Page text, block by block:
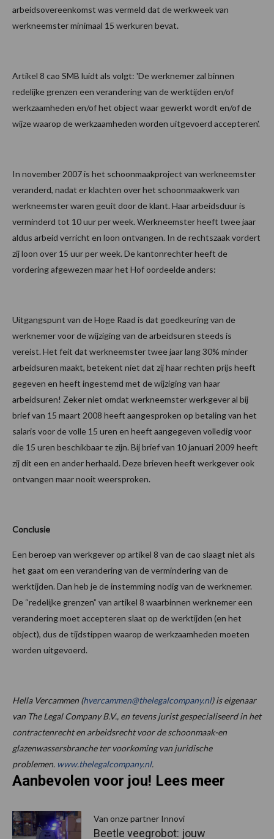
arbeidsovereenkomst was vermeld dat de werkweek van
werkneemster minimaal 15 werkuren bevat.
Artikel 8 cao SMB luidt als volgt: 'De werknemer zal binnen
redelijke grenzen een verandering van de werktijden en/of
werkzaamheden en/of het object waar gewerkt wordt en/of de
wijze waarop de werkzaamheden worden uitgevoerd accepteren'.
In november 2007 is het schoonmaakproject van werkneemster
veranderd, nadat er klachten over het schoonmaakwerk van
werkneemster waren geuit door de klant. Haar arbeidsduur is
verminderd tot 10 uur per week. Werkneemster heeft twee jaar
aldus arbeid verricht en loon ontvangen. In de rechtszaak vordert
zij loon over 15 uur per week. De kantonrechter heeft de
vordering afgewezen maar het Hof oordeelde anders:
Uitgangspunt van de Hoge Raad is dat goedkeuring van de
werknemer voor de wijziging van de arbeidsuren steeds is
vereist. Het feit dat werkneemster twee jaar lang 30% minder
arbeidsuren maakt, betekent niet dat zij haar rechten prijs heeft
gegeven en heeft ingestemd met de wijziging van haar
arbeidsuren! Zeker niet omdat werkneemster werkgever al bij
brief van 15 maart 2008 heeft aangesproken op betaling van het
salaris voor de volle 15 uren en heeft aangegeven volledig voor
die 15 uren beschikbaar te zijn. Bij brief van 10 januari 2009 heeft
zij dit een en ander herhaald. Deze brieven heeft werkgever ook
ontvangen maar nooit weersproken.
Conclusie
Een beroep van werkgever op artikel 8 van de cao slaagt niet als
het gaat om een verandering van de vermindering van de
werktijden. Dan heb je de instemming nodig van de werknemer.
De “redelijke grenzen” van artikel 8 waarbinnen werknemer een
verandering moet accepteren slaat op de werktijden (en het
object), dus de tijdstippen waarop de werkzaamheden moeten
worden uitgevoerd.
Hella Vercammen (hvercammen@thelegalcompany.nl) is eigenaar
van The Legal Company B.V., en tevens jurist gespecialiseerd in het
contractenrecht en arbeidsrecht voor de schoonmaak-en
glazenwassersbranche ter voorkoming van juridische
problemen. www.thelegalcompany.nl.
Aanbevolen voor jou! Lees meer
Van onze partner Innovi
Beetle veegrobot: jouw